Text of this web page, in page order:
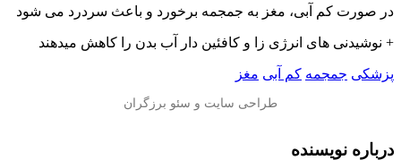
️در صورت کم آبی، مغز به جمجمه برخورد و باعث سردرد می شود
+ نوشيدنى هاى انرژى زا و كافئين دار آب بدن را كاهش میدهند
پزشکی جمجمه کم آبی مغز
درباره نویسنده